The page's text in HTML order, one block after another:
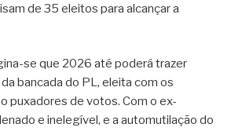
de 35 eleitos para alcançar a
se que 2026 até poderá trazer
bancada do PL, eleita com os
puxadores de votos. Com o ex-
e inelegível, e a automutilação do